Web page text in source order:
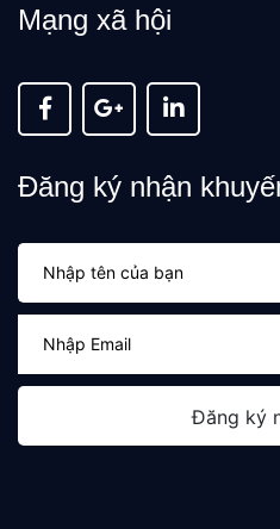
Mạng xã hội
Đăng ký nhận
Đăng ký